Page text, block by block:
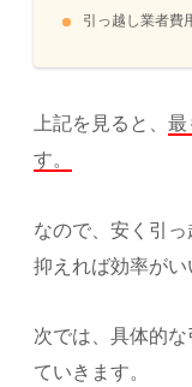
引っ越し業者費
上記を見ると、最
す。
なので、安く引
抑えれば効率がい
次では、具体的
ていきます。